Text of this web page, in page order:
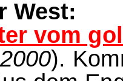
West:
vom
).